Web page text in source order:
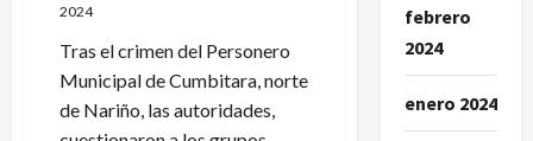
2024
Tras el crimen del Personero
Municipal de Cumbitara, norte
de Nariño, las autoridades,
febrero
2024
enero 2024